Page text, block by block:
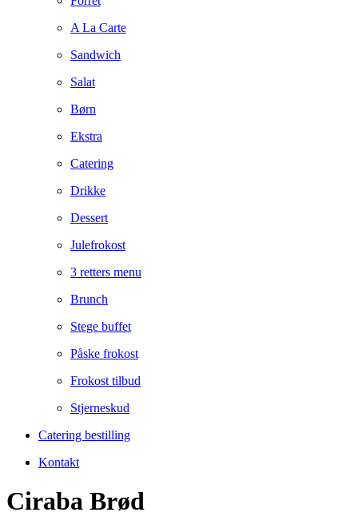
A La Carte
Sandwich
Salat
Børn
Ekstra
Catering
Drikke
Dessert
Julefrokost
3 retters menu
Brunch
Stege buffet
Påske frokost
Frokost tilbud
Stjerneskud
Catering bestilling
Kontakt
Ciraba Brød